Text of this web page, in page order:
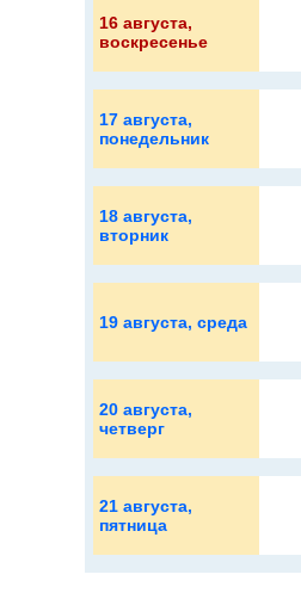
16 августа,
воскресенье
17 августа,
понедельник
18 августа,
вторник
19 августа, среда
20 августа,
четверг
21 августа,
пятница